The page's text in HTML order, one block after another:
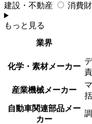
建設・不動産
消費財
もっと見る
業界
化学・素材メーカー
産業機械メーカー
自動車関連部品メー
カー